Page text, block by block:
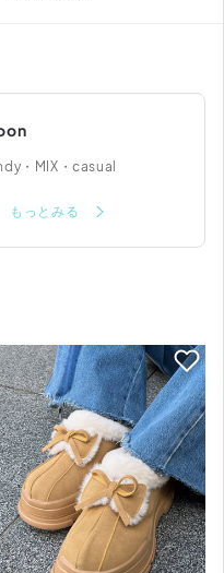
・MIX・casual
もっとみる